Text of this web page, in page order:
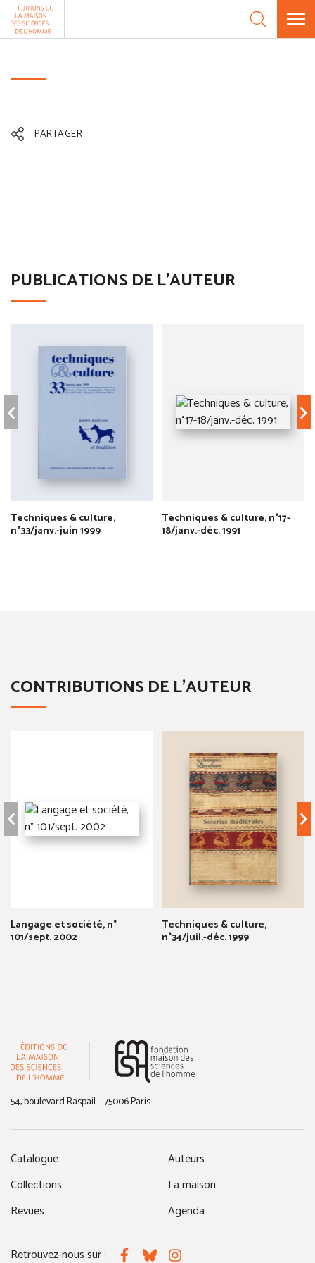
Aller au contenu
PARTAGER
PUBLICATIONS DE L'AUTEUR
Techniques & culture,
n°33/janv.-juin 1999
Techniques & culture, n°17-
18/janv.-déc. 1991
CONTRIBUTIONS DE L'AUTEUR
Langage et société, n°
101/sept. 2002
Techniques & culture,
n°34/juil.-déc. 1999
54, boulevard Raspail – 75006 Paris
Catalogue
Collections
Revues
Auteurs
La maison
Agenda
Retrouvez-nous sur : FacebookBlueskyInstagram
Panneau de gestion des cookies